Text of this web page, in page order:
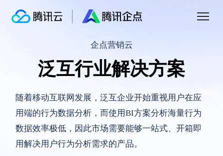
企点营销云
泛互行业解决方案
随着移动互联网发展，泛互企业开始重视用户在应
用端的行为数据分析，而使用BI方案分析海量行为
数据效率极低，因此市场需要能够一站式、开箱即
用解决用户行为分析需求的产品。